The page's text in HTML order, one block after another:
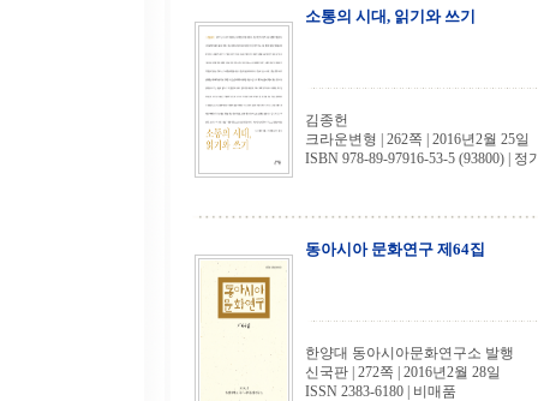
소통의 시대, 읽기와 쓰기
김종헌
크라운변형 | 262쪽 | 2016년2월 25일
ISBN 978-89-97916-53-5 (93800) | 정
동아시아 문화연구 제64집
한양대 동아시아문화연구소 발행
신국판 | 272쪽 | 2016년2월 28일
ISSN 2383-6180 | 비매품